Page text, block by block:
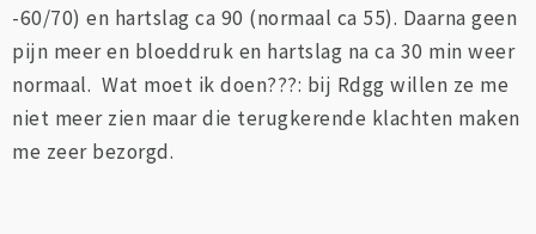
-60/70) en hartslag ca 90 (normaal ca 55). Daarna geen
pijn meer en bloeddruk en hartslag na ca 30 min weer
normaal. Wat moet ik doen???: bij Rdgg willen ze me
niet meer zien maar die terugkerende klachten maken
me zeer bezorgd.